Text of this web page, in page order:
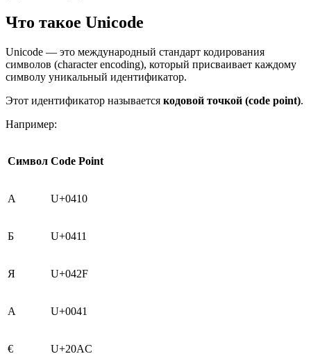
Что такое Unicode
Unicode — это международный стандарт кодирования
символов (character encoding), который присваивает каждому
символу уникальный идентификатор.
Этот идентификатор называется кодовой точкой (code point).
Например:
Символ Code Point
А U+0410
Б U+0411
Я U+042F
A U+0041
€ U+20AC